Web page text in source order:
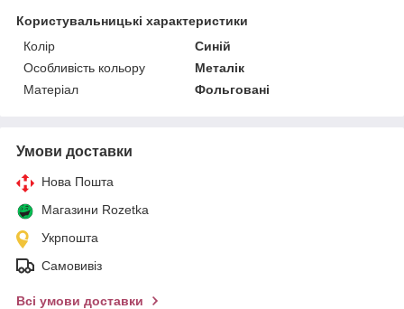
Користувальницькі характеристики
Колір
Синій
Особливість кольору
Металік
Матеріал
Фольговані
Умови доставки
Нова Пошта
Магазини Rozetka
Укрпошта
Самовивіз
Всі умови доставки